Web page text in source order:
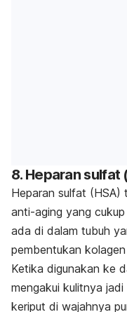
8. Heparan sulfat
Heparan sulfat (HSA)
anti-aging yang
ada di dalam tubuh
pembentukan
Ketika digunakan ke
mengakui kulitnya
keriput di wajahnya